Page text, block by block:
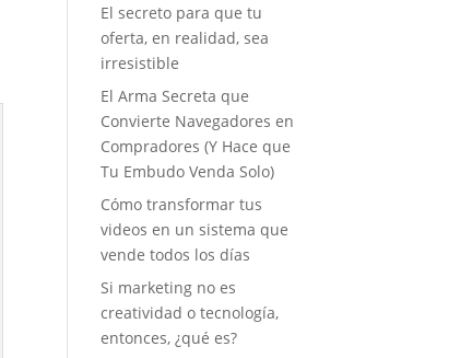
El secreto para que tu
oferta, en realidad, sea
irresistible
El Arma Secreta que
Convierte Navegadores en
Compradores (Y Hace que
Tu Embudo Venda Solo)
Cómo transformar tus
videos en un sistema que
vende todos los días
Si marketing no es
creatividad o tecnología,
entonces, ¿qué es?